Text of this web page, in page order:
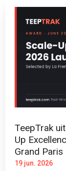
TeepTrak
Up
Grand Paris
19 jun. 2026